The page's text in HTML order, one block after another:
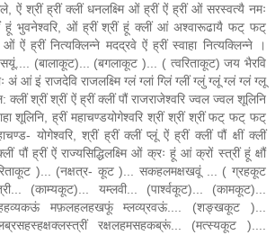
ऐं श्रीं ह्रीं क्लीं धनलक्ष्मि ओं ह्रीं ऐं ह्रीं ओं सरस्वत्यै नमः
हूं भुवनेश्वरि, ओं ह्रीं श्रीं हूं क्लीं आं अश्वारूढायै फट् फट्
ऐं ह्रीं नित्यक्लिन्ने मदद्रवे ऐं ह्रीं स्वाहा नित्यक्लिन्ने ।
(बालाकूट)... (बगलाकूट )... ( त्वरिताकूट) जय भैरवि
अं आं इं राजदेवि राजलक्ष्मि ग्लं ग्लां ग्लिं ग्लीं ग्लुं ग्लूं ग्लं ग्लं ग्लू
क्लीं श्रीं श्रीं ऐं ह्रीं क्लीं पौं राजराजेश्वरि ज्वल ज्वल शूलिनि
शूलिनि, ह्रीं महाचण्डयोगेश्वरि श्रीं श्रीं श्रीं फट् फट् फट्
योगेश्वरि, श्रीं ह्रीं क्लीं प्लूं ऐं ह्रीं क्लीं पौं क्षीं क्लीं
क्लीं पौं ह्रीं ऐं राज्यसिद्धिलक्ष्मि ओं क्रः हूं आं क्रों स्त्रीं हूं क्षौं
)... (नक्षत्र- कूट )... सकहलमक्षखवूं ... ( ग्रहकूट
(काम्यकूट)... यम्लवी... (पार्श्वकूट)... (कामकूट)...
हहव्यकऊं मफ़लहलहखफूं म्लव्य्रवऊं.... (शङ्खकूट )...
रक्षलहमसहकब्रूं... (मत्स्यकूट )....